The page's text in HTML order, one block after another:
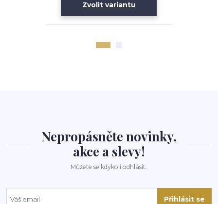
Zvolit variantu
Nepropásněte novinky,
akce a slevy!
Můžete se kdykoli odhlásit.
Přihlásit se